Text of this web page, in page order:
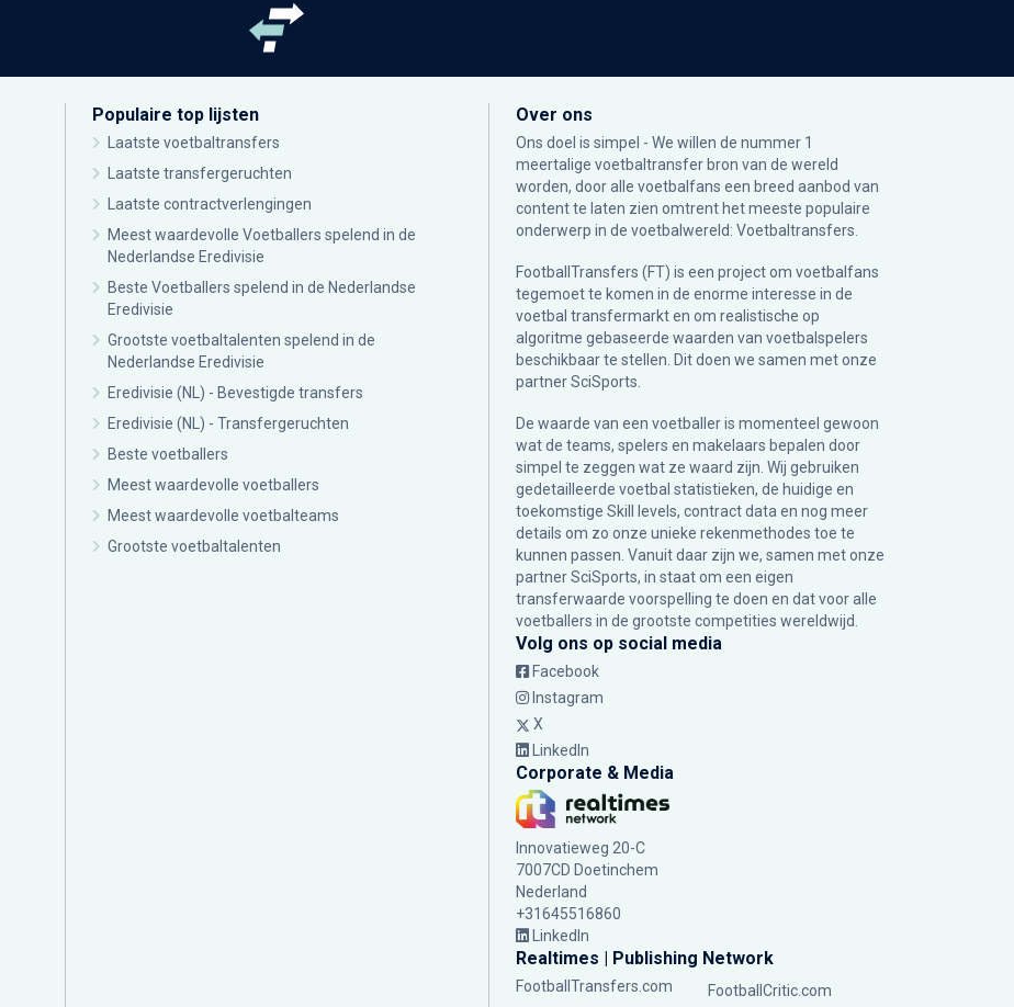
Populaire top lijsten
Laatste voetbaltransfers
Laatste transfergeruchten
Laatste contractverlengingen
Meest waardevolle Voetballers spelend in de
Nederlandse Eredivisie
Beste Voetballers spelend in de Nederlandse
Eredivisie
Grootste voetbaltalenten spelend in de
Nederlandse Eredivisie
Eredivisie (NL) - Bevestigde transfers
Eredivisie (NL) - Transfergeruchten
Beste voetballers
Meest waardevolle voetballers
Meest waardevolle voetbalteams
Grootste voetbaltalenten
Over ons
Ons doel is simpel - We willen de nummer 1
meertalige voetbaltransfer bron van de wereld
worden, door alle voetbalfans een breed aanbod van
content te laten zien omtrent het meeste populaire
onderwerp in de voetbalwereld: Voetbaltransfers.
FootballTransfers (FT) is een project om voetbalfans
tegemoet te komen in de enorme interesse in de
voetbal transfermarkt en om realistische op
algoritme gebaseerde waarden van voetbalspelers
beschikbaar te stellen. Dit doen we samen met onze
partnerSciSports
De waarde van een voetballer is momenteel gewoon
wat de teams, spelers en makelaars bepalen door
simpel te zeggen wat ze waard zijn. Wij gebruiken
gedetailleerde voetbal statistieken, de huidige en
toekomstige Skill levels, contract data en nog meer
details om zo onze unieke rekenmethodes toe te
kunnen passen. Vanuit daar zijn we, samen met onze
partner SciSports, in staat om een eigen
transferwaarde voorspelling te doen en dat voor alle
voetballers in de grootste competities wereldwijd.
Volg ons op social media
Facebook
Instagram
X
LinkedIn
Corporate & Media
Innovatieweg 20-C
7007CD Doetinchem
Nederland
+31645516860
LinkedIn
Realtimes | Publishing Network
FootballTransfers.com FootballCritic.com